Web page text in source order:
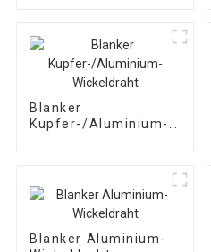
Blanker
Kupfer-/Aluminium-
Blanker Aluminium-